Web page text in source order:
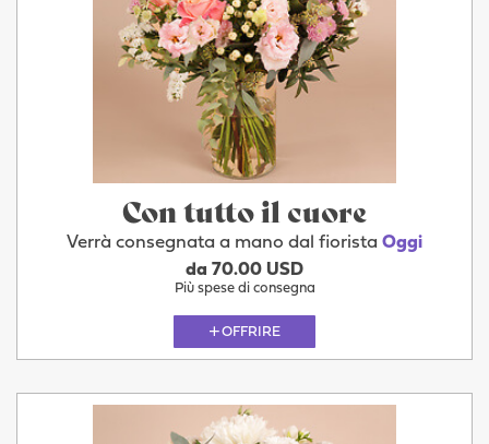
Con tutto il cuore
Verrà consegnata a mano dal fiorista Oggi
da 70.00 USD
Più spese di consegna
OFFRIRE